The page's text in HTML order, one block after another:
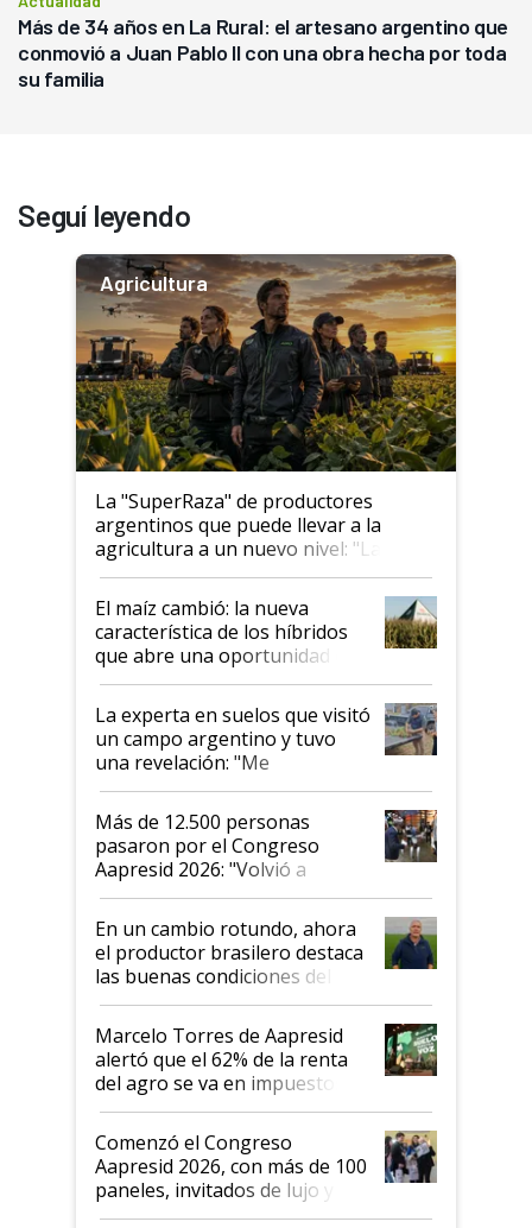
Más de 34 años en La Rural: el artesano argentino que
conmovió a Juan Pablo II con una obra hecha por toda
su familia
Seguí leyendo
Agricultura
La "SuperRaza" de productores
argentinos que puede llevar a la
agricultura a un nuevo nivel: "Las
posibilidades de crecimiento son
infinitas"
El maíz cambió: la nueva
característica de los híbridos
que abre una oportunidad en
el lote
La experta en suelos que visitó
un campo argentino y tuvo
una revelación: "Me
impresionó mucho"
Más de 12.500 personas
pasaron por el Congreso
Aapresid 2026: "Volvió a
demostrar que hablar del
suelo es hablar de todo el
sistema productivo"
En un cambio rotundo, ahora
el productor brasilero destaca
las buenas condiciones del
agro argentino para invertir:
"Los veo más motivados"
Marcelo Torres de Aapresid
alertó que el 62% de la renta
del agro se va en impuestos:
"No es bueno que en
Argentina se sigan discutiendo
las mismas cosas de hace 50
años"
Comenzó el Congreso
Aapresid 2026, con más de 100
paneles, invitados de lujo y
todas las tendencias